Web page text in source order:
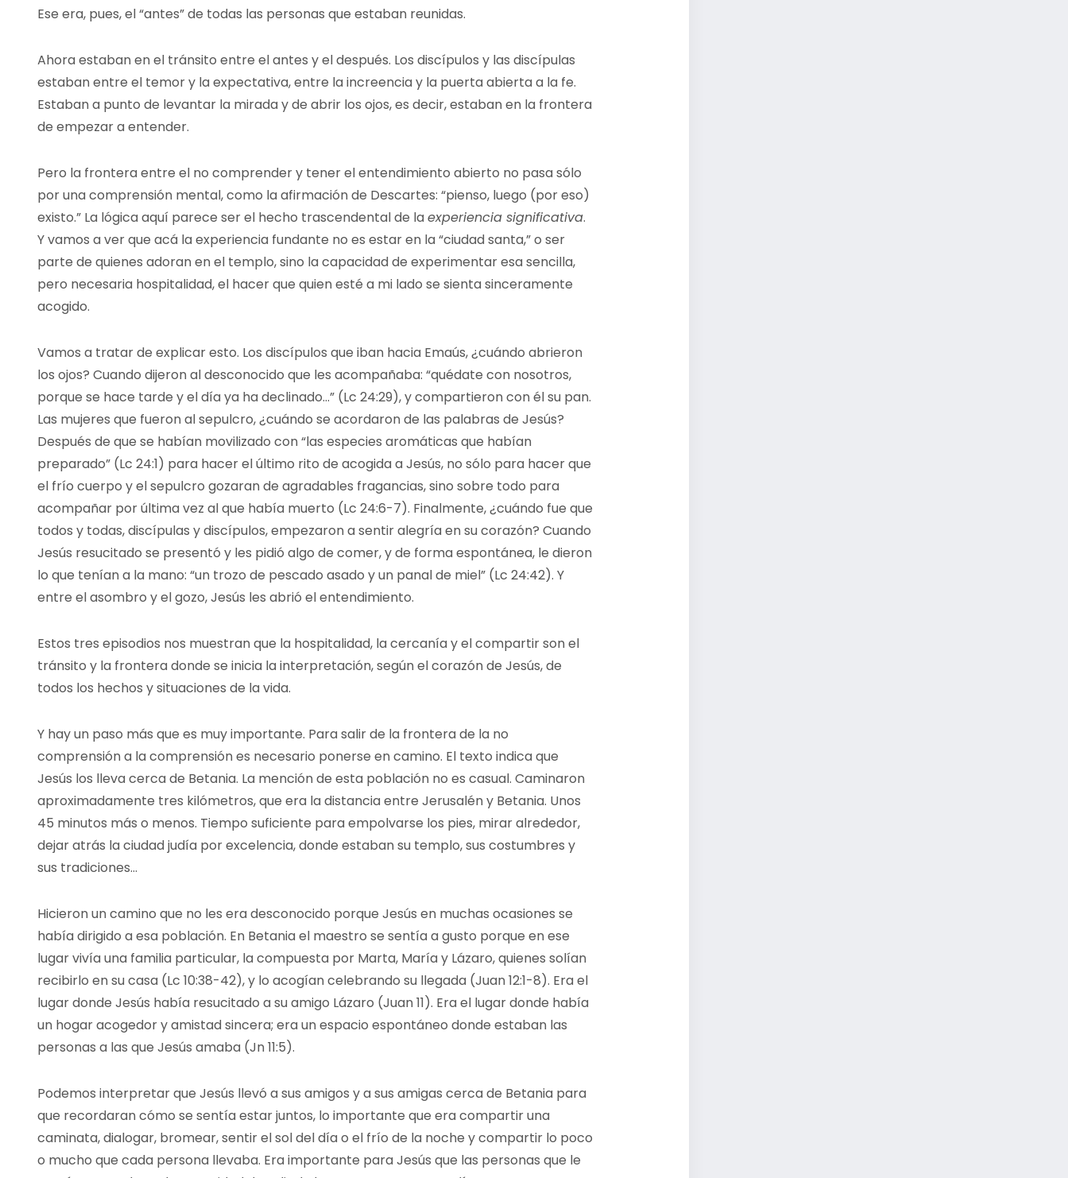
Ese era, pues, el “antes” de todas las personas que estaban reunidas.
Ahora estaban en el tránsito entre el antes y el después. Los discípulos y las discípulas
estaban entre el temor y la expectativa, entre la increencia y la puerta abierta a la fe.
Estaban a punto de levantar la mirada y de abrir los ojos, es decir, estaban en la frontera
de empezar a entender.
Pero la frontera entre el no comprender y tener el entendimiento abierto no pasa sólo
por una comprensión mental, como la afirmación de Descartes: “pienso, luego (por eso)
existo.” La lógica aquí parece ser el hecho trascendental de laexperiencia significativa.
Y vamos a ver que acá la experiencia fundante no es estar en la “ciudad santa,” o ser
parte de quienes adoran en el templo, sino la capacidad de experimentar esa sencilla,
pero necesaria hospitalidad, el hacer que quien esté a mi lado se sienta sinceramente
acogido.
Vamos a tratar de explicar esto. Los discípulos que iban hacia Emaús, ¿cuándo abrieron
los ojos? Cuando dijeron al desconocido que les acompañaba: “quédate con nosotros,
porque se hace tarde y el día ya ha declinado…” (Lc 24:29), y compartieron con él su pan.
Las mujeres que fueron al sepulcro, ¿cuándo se acordaron de las palabras de Jesús?
Después de que se habían movilizado con “las especies aromáticas que habían
preparado” (Lc 24:1) para hacer el último rito de acogida a Jesús, no sólo para hacer que
el frío cuerpo y el sepulcro gozaran de agradables fragancias, sino sobre todo para
acompañar por última vez al que había muerto (Lc 24:6-7). Finalmente, ¿cuándo fue que
todos y todas, discípulas y discípulos, empezaron a sentir alegría en su corazón? Cuando
Jesús resucitado se presentó y les pidió algo de comer, y de forma espontánea, le dieron
lo que tenían a la mano: “un trozo de pescado asado y un panal de miel” (Lc 24:42). Y
entre el asombro y el gozo, Jesús les abrió el entendimiento.
Estos tres episodios nos muestran que la hospitalidad, la cercanía y el compartir son el
tránsito y la frontera donde se inicia la interpretación, según el corazón de Jesús, de
todos los hechos y situaciones de la vida.
Y hay un paso más que es muy importante. Para salir de la frontera de la no
comprensión a la comprensión es necesario ponerse en camino. El texto indica que
Jesús los lleva cerca de Betania. La mención de esta población no es casual. Caminaron
aproximadamente tres kilómetros, que era la distancia entre Jerusalén y Betania. Unos
45 minutos más o menos. Tiempo suficiente para empolvarse los pies, mirar alrededor,
dejar atrás la ciudad judía por excelencia, donde estaban su templo, sus costumbres y
sus tradiciones…
Hicieron un camino que no les era desconocido porque Jesús en muchas ocasiones se
había dirigido a esa población. En Betania el maestro se sentía a gusto porque en ese
lugar vivía una familia particular, la compuesta por Marta, María y Lázaro, quienes solían
recibirlo en su casa (Lc 10:38-42), y lo acogían celebrando su llegada (Juan 12:1-8). Era el
lugar donde Jesús había resucitado a su amigo Lázaro (Juan 11). Era el lugar donde había
un hogar acogedor y amistad sincera; era un espacio espontáneo donde estaban las
personas a las que Jesús amaba (Jn 11:5).
Podemos interpretar que Jesús llevó a sus amigos y a sus amigas cerca de Betania para
que recordaran cómo se sentía estar juntos, lo importante que era compartir una
caminata, dialogar, bromear, sentir el sol del día o el frío de la noche y compartir lo poco
o mucho que cada persona llevaba. Era importante para Jesús que las personas que le